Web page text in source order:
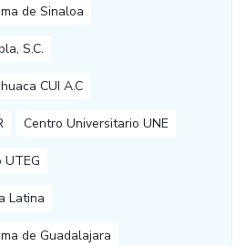
de Sinaloa
S.C.
CUI A.C
Centro Universitario UNE
Latina
de Guadalajara